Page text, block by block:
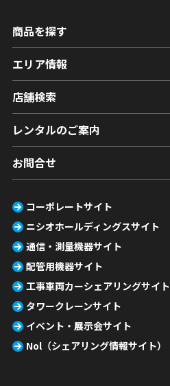
商品を探す
エリア情報
店舗検索
レンタルのご案内
お問合せ
コーポレートサイト
ニシオホールディングスサイト
通信・測量機器サイト
配管用機器サイト
工事車両カーシェアリングサイト
タワークレーンサイト
イベント・展示会サイト
Nol（シェアリング情報サイト）